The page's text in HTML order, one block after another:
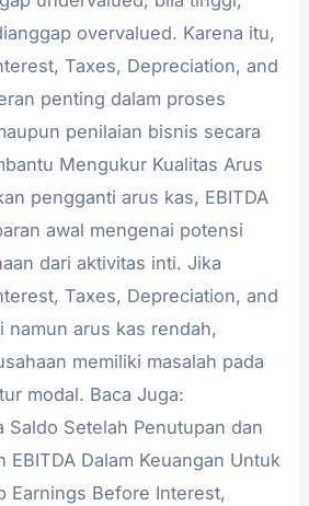
overvalued. Karena itu,
Taxes, Depreciation, and
penting dalam proses
penilaian bisnis secara
Mengukur Kualitas Arus
pengganti arus kas, EBITDA
awal mengenai potensi
dari aktivitas inti. Jika
Taxes, Depreciation, and
namun arus kas rendah,
memiliki masalah pada
modal. Baca Juga:
Saldo Setelah Penutupan dan
EBITDA Dalam Keuangan Untuk
Earnings Before Interest,